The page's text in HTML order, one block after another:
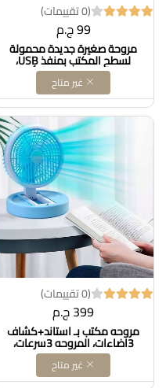
(0 تقييمات)
99 ج.م
مروحة صغيرة جديدة محمولة
لسطح المكتب بمنفذ USB،
مروحة شحن إلكترونية ألوان
متعددة عالية السرعة قابلة
لإعادة الشحن، مروحة طاولة
للتبريد مع حامل للمنزل والمكتب
والأماكن الداخلية والخارجية
والسفر (ألوان Dollars for imporT
كود B0F4DV1R6T
غير متاح
(0 تقييمات)
399 ج.م
مروحه مكتب بـ استاند+كشاف
3اضاءات، المروحه 3سرعات،
وصله USB، عمليه ومناسبه جدًا
للمكاتب
غير متاح